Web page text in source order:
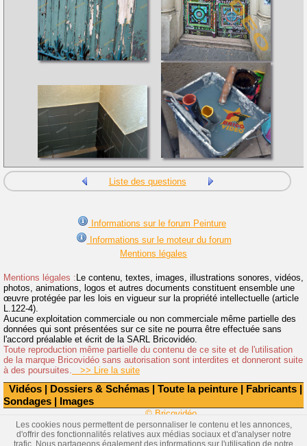
Vidéos | Dossiers & Schémas | Toute la peinture | Fabricants |
Sondages | Images
Liste des questions
Informations sur le forum Peinture
Informations sur le moteur du forum
Mentions légales
Mentions légales : Le contenu, textes, images, illustrations sonores, vidéos,
photos, animations, logos et autres documents constituent ensemble une
œuvre protégée par les lois en vigueur sur la propriété intellectuelle (article
L.122-4).
Aucune exploitation commerciale ou non commerciale même partielle des
données qui sont présentées sur ce site ne pourra être effectuée sans
l'accord préalable et écrit de la SARL Bricovidéo.
Toute reproduction même partielle du contenu de ce site et de l'utilisation
de la marque Bricovidéo sans autorisation sont interdites et donneront suite
à des poursuites. >> Lire la suite
© Bricovidéo
Les cookies nous permettent de personnaliser le contenu et les annonces,
d'offrir des fonctionnalités relatives aux médias sociaux et d'analyser notre
trafic. Nous partageons également des informations sur l'utilisation de notre